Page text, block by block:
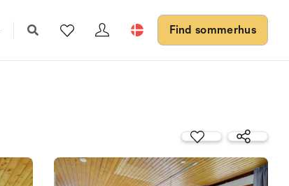
Find sommerhus